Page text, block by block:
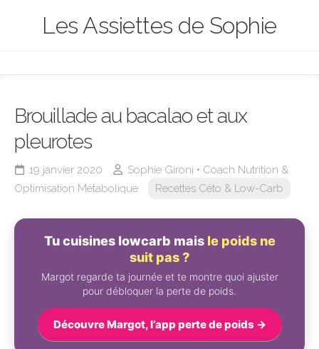
Les Assiettes de Sophie
Brouillade au bacalao et aux
pleurotes
19 janvier 2020
Sophie Gironi • Coach Nutrition &
Optimisation Métabolique
Recettes Céto & Low-Carb
Tu cuisines lowcarb mais le poids ne
suit pas ?
Margot regarde ta journée et te montre quoi ajuster
pour débloquer la perte de poids.
Découvre Margot, l’app perte de poids →